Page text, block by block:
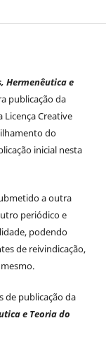
Hermenêutica e
publicação da
Licença Creative
do
inicial nesta
a outra
periódico e
podendo
de reivindicação,
de publicação da
e Teoria do